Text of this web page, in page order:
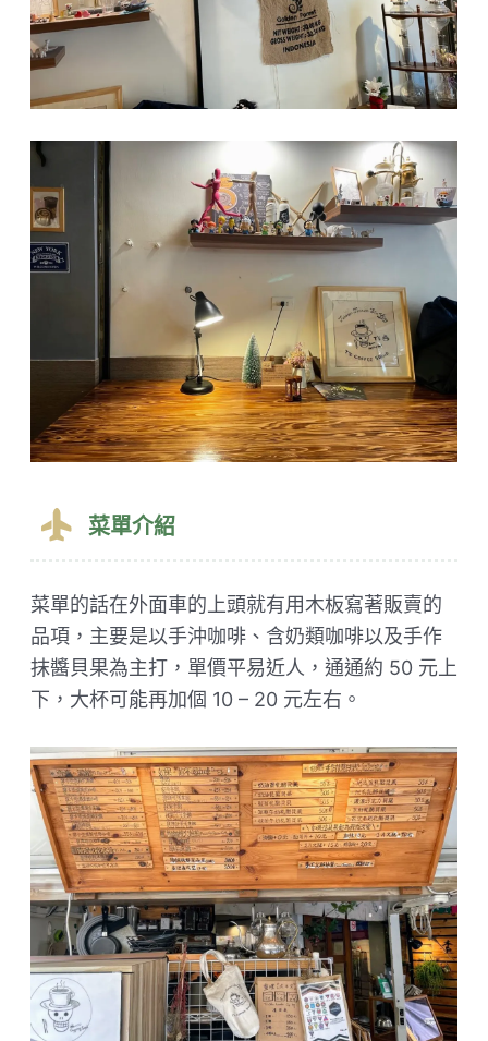
菜單介紹
菜單的話在外面車的上頭就有用木板寫著販賣的
品項，主要是以手沖咖啡、含奶類咖啡以及手作
抹醬貝果為主打，單價平易近人，通通約 50 元上
下，大杯可能再加個 10 – 20 元左右。